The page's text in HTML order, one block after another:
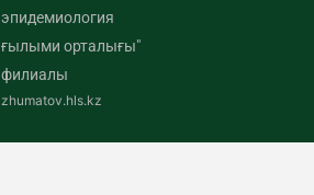
эпидемиология
ғылыми орталығы"
филиалы
zhumatov.hls.kz